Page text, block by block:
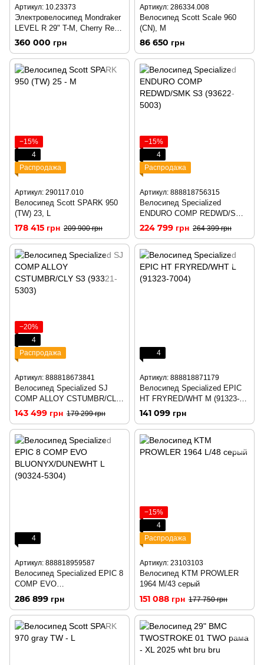
Артикул: 10.23373
Электровелосипед Mondraker
LEVEL R 29" T-M, Cherry Red /
Nimbus Grey (/2024)
360 000 грн
Артикул: 286334.008
Велосипед Scott Scale 960
(CN), M
86 650 грн
−15%
4
Распродажа
Артикул: 290117.010
Велосипед Scott SPARK 950
(TW) 23, L
178 415 грн 209 900 грн
−15%
4
Распродажа
Артикул: 888818756315
Велосипед Specialized
ENDURO COMP REDWD/SMK
S3 (93622-5003)
224 799 грн 264 399 грн
−20%
4
Распродажа
Артикул: 888818673841
Велосипед Specialized SJ
COMP ALLOY CSTUMBR/CLY
S3 (93321-5303)
143 499 грн 179 299 грн
4
Артикул: 888818871179
Велосипед Specialized EPIC
HT FRYRED/WHT M (91323-
7003)
141 099 грн
4
Артикул: 888818959587
Велосипед Specialized EPIC 8
COMP EVO
BLUONYX/DUNEWHT M
(90324-5303)
286 899 грн
−15%
4
Распродажа
Артикул: 23103103
Велосипед KTM PROWLER
1964 M/43 серый
151 088 грн 177 750 грн